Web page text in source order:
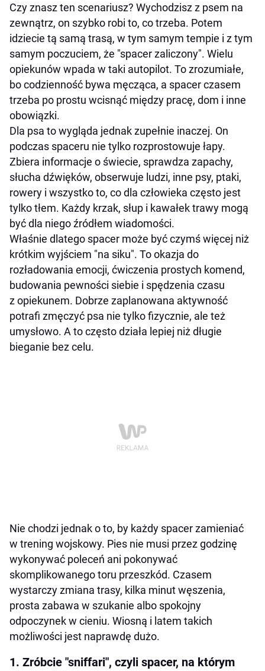
Czy znasz ten scenariusz? Wychodzisz z psem na
zewnątrz, on szybko robi to, co trzeba. Potem
idziecie tą samą trasą, w tym samym tempie i z tym
samym poczuciem, że "spacer zaliczony". Wielu
opiekunów wpada w taki autopilot. To zrozumiałe,
bo codzienność bywa męcząca, a spacer czasem
trzeba po prostu wcisnąć między pracę, dom i inne
obowiązki.
Dla psa to wygląda jednak zupełnie inaczej. On
podczas spaceru nie tylko rozprostowuje łapy.
Zbiera informacje o świecie, sprawdza zapachy,
słucha dźwięków, obserwuje ludzi, inne psy, ptaki,
rowery i wszystko to, co dla człowieka często jest
tylko tłem. Każdy krzak, słup i kawałek trawy mogą
być dla niego źródłem wiadomości.
Właśnie dlatego spacer może być czymś więcej niż
krótkim wyjściem "na siku". To okazja do
rozładowania emocji, ćwiczenia prostych komend,
budowania pewności siebie i spędzenia czasu
z opiekunem. Dobrze zaplanowana aktywność
potrafi zmęczyć psa nie tylko fizycznie, ale też
umysłowo. A to często działa lepiej niż długie
bieganie bez celu.
Nie chodzi jednak o to, by każdy spacer zamieniać
w trening wojskowy. Pies nie musi przez godzinę
wykonywać poleceń ani pokonywać
skomplikowanego toru przeszkód. Czasem
wystarczy zmiana trasy, kilka minut węszenia,
prosta zabawa w szukanie albo spokojny
odpoczynek w cieniu. Wiosną i latem takich
możliwości jest naprawdę dużo.
1. Zróbcie "sniffari", czyli spacer, na którym